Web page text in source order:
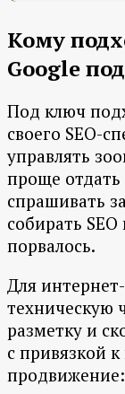
Кому
Google
Под ключ
своего SEO-
управлять
проще отдать
спрашивать
собирать
порвалось.
Для
техническую
разметку и
с привязкой
продвижение: